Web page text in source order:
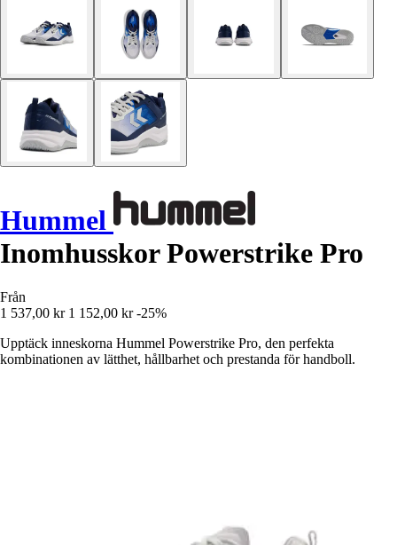
Hummel
Inomhusskor Powerstrike Pro
Från
1 537,00 kr 1 152,00 kr -25%
Upptäck inneskorna Hummel Powerstrike Pro, den perfekta
kombinationen av lätthet, hållbarhet och prestanda för handboll.